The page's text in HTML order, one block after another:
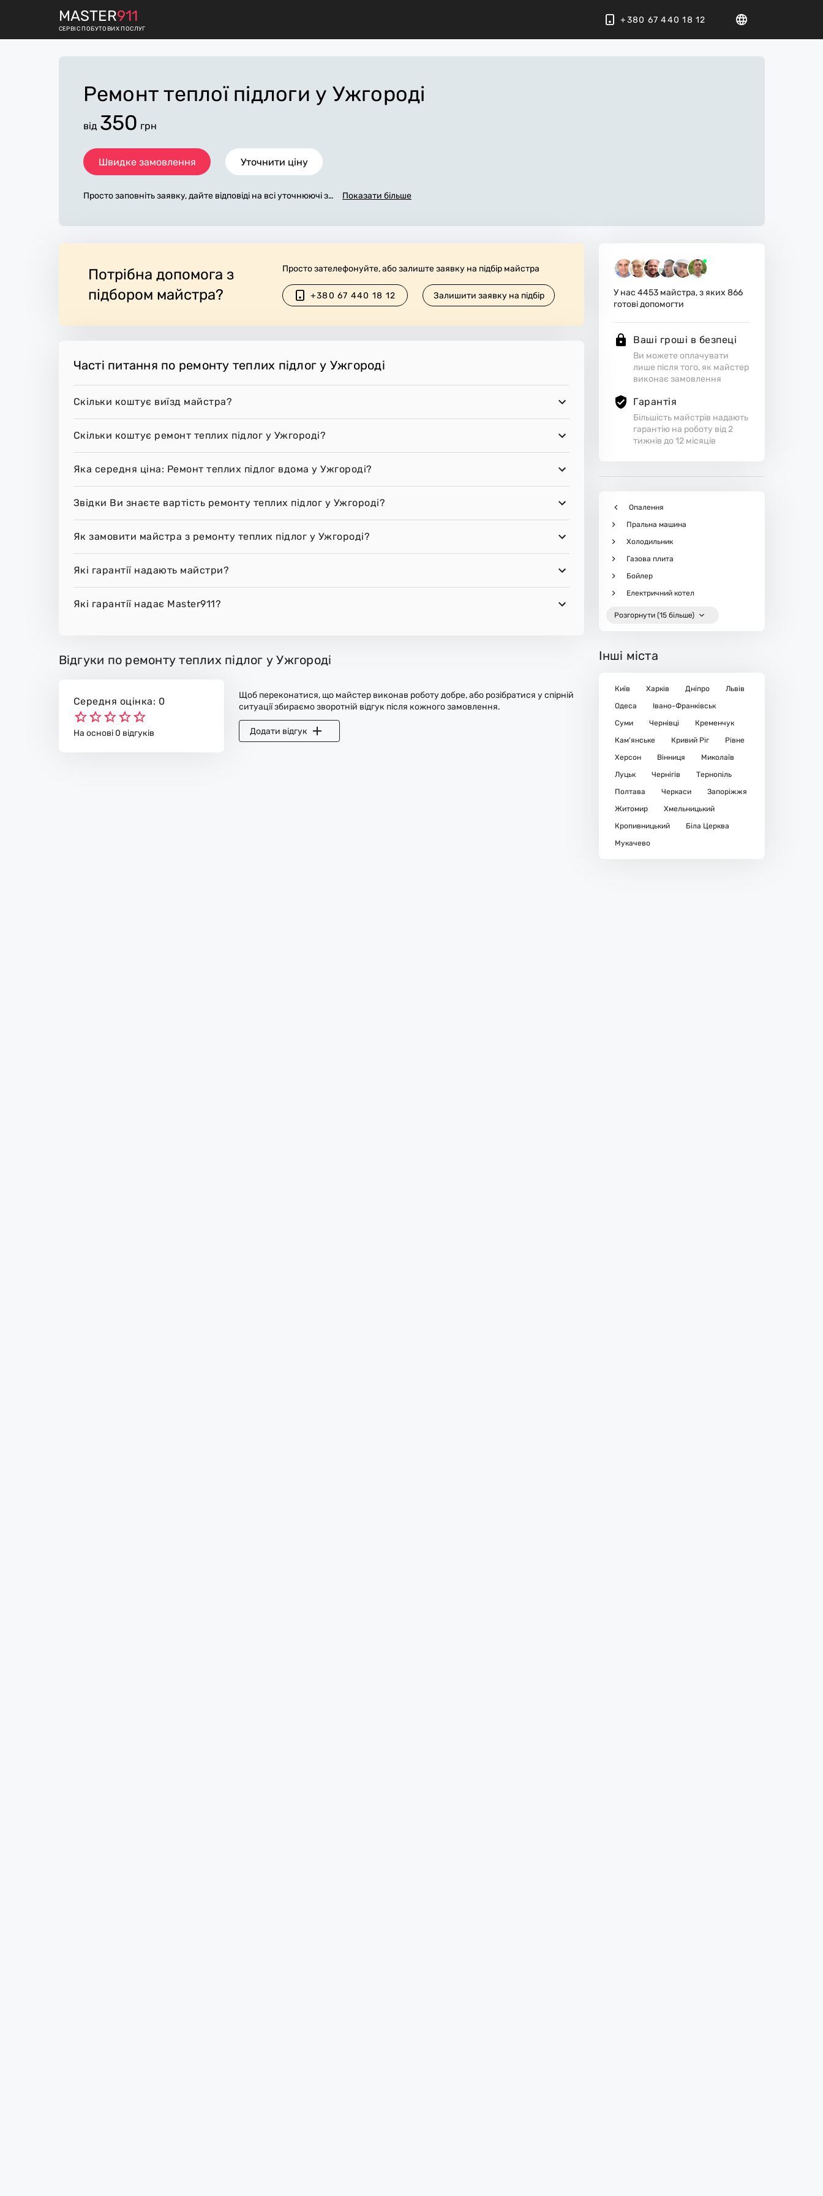
MASTER911
СЕРВІС ПОБУТОВИХ ПОСЛУГ
+380 67 440 18 12
Ремонт теплої підлоги у Ужгороді
від 350 грн
Швидке замовлення Уточнити ціну
Просто заповніть заявку, дайте відповіді на всі уточнюючі за
сновному не зміниться після завершення всіх робіт. За дода
конавці стежать за чистотою та прибирають робоче місце.
Показати більше
У нас4453 майстра, з яких866
готові допомогти
Ваші гроші в безпеці
Ви можете оплачувати
лише після того, як майстер
виконає замовлення
Гарантія
Більшість майстрів надають
гарантію на роботу від 2
тижнів до 12 місяців
Опалення
Пральна машина
Холодильник
Газова плита
Бойлер
Електричний котел
Розгорнути (15 більше)
Інші міста
Київ Харків Дніпро
Львів
Одеса
Івано-Франківськ
Суми
Чернівці
Кременчук
Кам'янське
Кривий Ріг
Рівне
Херсон
Вінниця
Миколаїв
Луцьк
Чернігів
Тернопіль
Полтава
Черкаси
Запоріжжя
Житомир
Хмельницький
Кропивницький
Біла Церква
Мукачево
Потрібна допомога з
підбором майстра?
Просто зателефонуйте, або залиште заявку на підбір майстра
+380 67 440 18 12 Залишити заявку на підбір
Часті питання по ремонту теплих підлог у Ужгороді
Скільки коштує виїзд майстра?
Скільки коштує ремонт теплих підлог у Ужгороді?
Яка середня ціна: Ремонт теплих підлог вдома у Ужгороді?
Звідки Ви знаєте вартість ремонту теплих підлог у Ужгороді?
Як замовити майстра з ремонту теплих підлог у Ужгороді?
Які гарантії надають майстри?
Які гарантії надає Master911?
Відгуки по ремонту теплих підлог у Ужгороді
Середня оцінка: 0
На основі 0 відгуків
Щоб переконатися, що майстер виконав роботу добре, або розібратися у спірній
ситуації збираємо зворотній відгук після кожного замовлення.
Додати відгук